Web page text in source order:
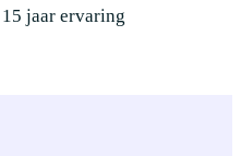
jaar ervaring